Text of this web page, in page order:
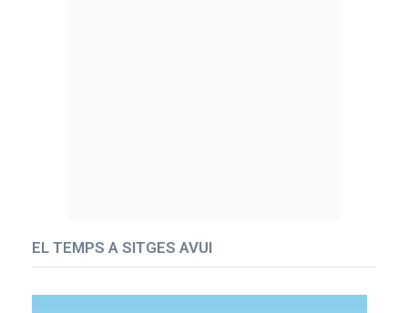
EL TEMPS A SITGES AVUI